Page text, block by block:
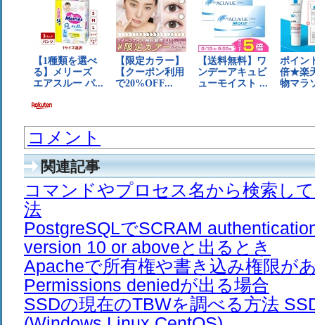
コメント
関連記事
コマンドやプロセス名から検索し
法
PostgreSQLでSCRAM
version 10 or aboveと出るとき
Apacheで所有権や書き込み権限が
Permissions deniedが出る場合
SSDの現在のTBWを調べる方法